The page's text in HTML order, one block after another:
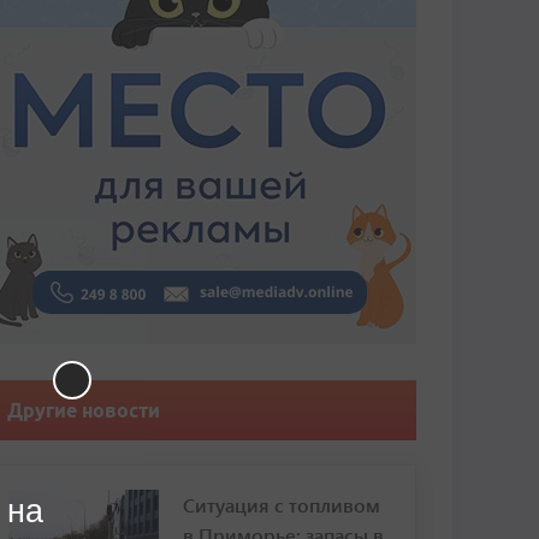
Другие новости
Ситуация с топливом